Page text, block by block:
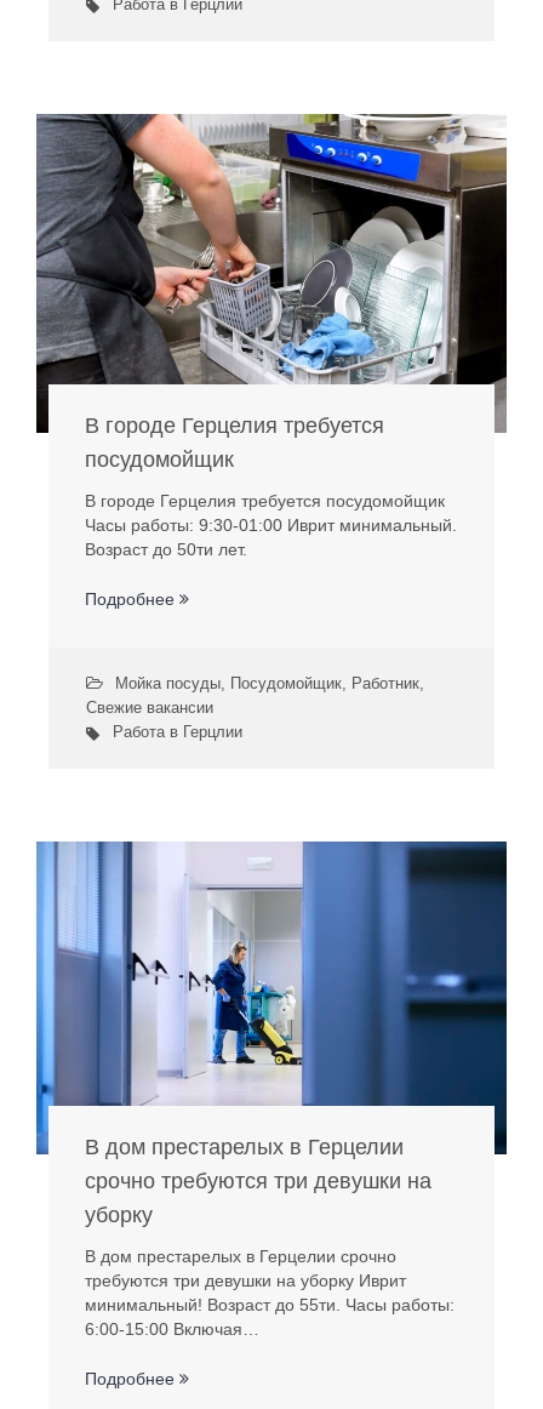
Работа в Герцлии
В городе Герцелия требуется
посудомойщик
В городе Герцелия требуется посудомойщик
Часы работы: 9:30-01:00 Иврит минимальный.
Возраст до 50ти лет.
Подробнее
Мойка посуды, Посудомойщик, Работник,
Свежие вакансии
Работа в Герцлии
В дом престарелых в Герцелии
срочно требуются три девушки на
уборку
В дом престарелых в Герцелии срочно
требуются три девушки на уборку Иврит
минимальный! Возраст до 55ти. Часы работы:
6:00-15:00 Включая…
Подробнее